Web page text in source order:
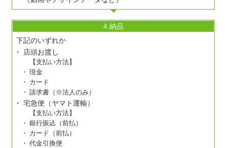
4.納品
下記のいずれか
店頭お渡し
【支払い方法】
現金
カード
請求書（※法人のみ）
宅急便（ヤマト運輸）
【支払い方法】
銀行振込（前払）
カード（前払）
代金引換便